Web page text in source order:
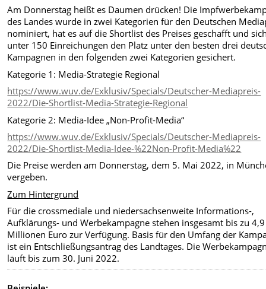
Am Donnerstag heißt es Daumen drücken! Die
des Landes wurde in zwei Kategorien für den Deutschen
nominiert, hat es auf die Shortlist des Preises geschafft und
unter 150 Einreichungen den Platz unter den besten drei
Kampagnen in den folgenden zwei Kategorien gesichert.
Kategorie 1: Media-Strategie Regional
https://www.wuv.de/Exklusiv/Specials/Deutscher-Mediapreis-
2022/Die-Shortlist-Media-Strategie-Regional
Kategorie 2: Media-Idee „Non-Profit-Media“
https://www.wuv.de/Exklusiv/Specials/Deutscher-Mediapreis-
2022/Die-Shortlist-Media-Idee-%22Non-Profit-Media%22
Die Preise werden am Donnerstag, dem 5. Mai 2022, in
vergeben.
Zum Hintergrund
Für die crossmediale und niedersachsenweite Informations-,
Aufklärungs- und Werbekampagne stehen insgesamt bis zu 4,9
Millionen Euro zur Verfügung. Basis für den Umfang der
ist ein Entschließungsantrag des Landtages. Die
läuft bis zum 30. Juni 2022.